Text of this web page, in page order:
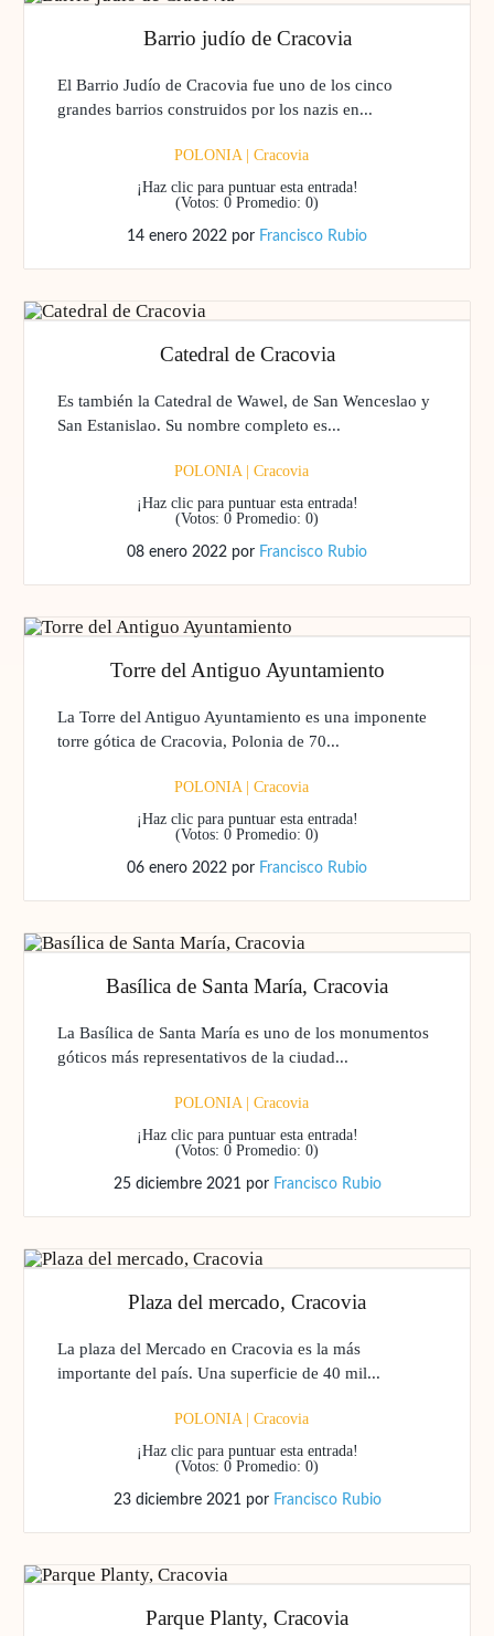
Barrio judío de Cracovia
El Barrio Judío de Cracovia fue uno de los cinco
grandes barrios construidos por los nazis en...
POLONIA| Cracovia
¡Haz clic para puntuar esta entrada!
(Votos: 0 Promedio: 0)
14 enero 2022 por Francisco Rubio
Catedral de Cracovia
Es también la Catedral de Wawel, de San Wenceslao y
San Estanislao. Su nombre completo es...
POLONIA| Cracovia
¡Haz clic para puntuar esta entrada!
(Votos: 0 Promedio: 0)
08 enero 2022 por Francisco Rubio
Torre del Antiguo Ayuntamiento
La Torre del Antiguo Ayuntamiento es una imponente
torre gótica de Cracovia, Polonia de 70...
POLONIA| Cracovia
¡Haz clic para puntuar esta entrada!
(Votos: 0 Promedio: 0)
06 enero 2022 por Francisco Rubio
Basílica de Santa María, Cracovia
La Basílica de Santa María es uno de los monumentos
góticos más representativos de la ciudad...
POLONIA| Cracovia
¡Haz clic para puntuar esta entrada!
(Votos: 0 Promedio: 0)
25 diciembre 2021por Francisco Rubio
Plaza del mercado, Cracovia
La plaza del Mercado en Cracovia es la más
importante del país. Una superficie de 40 mil...
POLONIA| Cracovia
¡Haz clic para puntuar esta entrada!
(Votos: 0 Promedio: 0)
23 diciembre 2021por Francisco Rubio
Parque Planty, Cracovia